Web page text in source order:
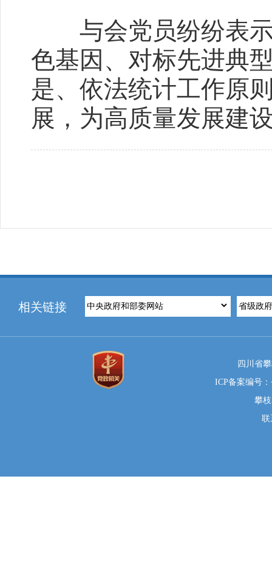
与会党员纷纷表示
色基因、对标先进典
是、依法统计工作原
展，为高质量发展建
相关链接
四川省
ICP备案编号：
攀
联